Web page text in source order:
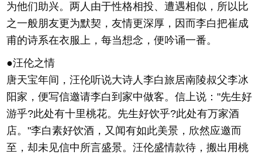
为他们助兴。两人由于性格相投、遭遇相似，所以比
之一般朋友更为默契，友情更深厚，因而李白把崔成
甫的诗系在衣服上，每当想念，便吟诵一番。
●汪伦之情
唐天宝年间，汪伦听说大诗人李白旅居南陵叔父李冰
阳家，便写信邀请李白到家中做客。信上说："先生好
游乎?此处有十里桃花。先生好饮乎?此处有万家酒
店。"李白素好饮酒，又闻有如此美景，欣然应邀而
至，却未见信中所言盛景。汪伦盛情款待，搬出用桃